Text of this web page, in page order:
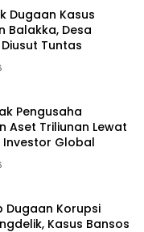
Dugaan Kasus
Balakka, Desa
Tuntas
Pengusaha
Aset Triliunan Lewat
Investor Global
Dugaan Korupsi
Kasus Bansos